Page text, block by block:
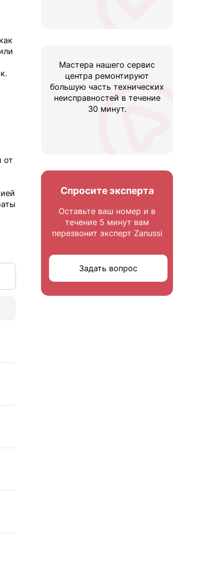
от
Мастера нашего сервис
центра ремонтируют
большую часть технических
неисправностей в течение
30 минут.
Спросите эксперта
Оставьте ваш номер и в
течение 5 минут вам
перезвонит эксперт Zanussi
Задать вопрос